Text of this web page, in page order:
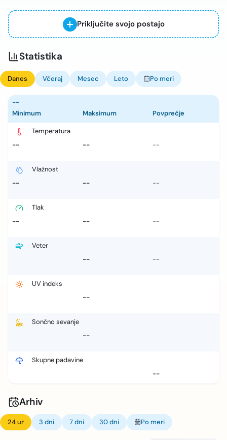
Priključite svojo postajo
Statistika
Danes Včeraj Mesec Leto Po meri
--
Minimum
Maksimum Povprečje
Temperatura
--
-- --
Vlažnost
--
-- --
Tlak
--
-- --
Veter
--
--
UV indeks
--
Sončno sevanje
--
Skupne padavine
--
Arhiv
24 ur 3 dni 7 dni 30 dni Po meri